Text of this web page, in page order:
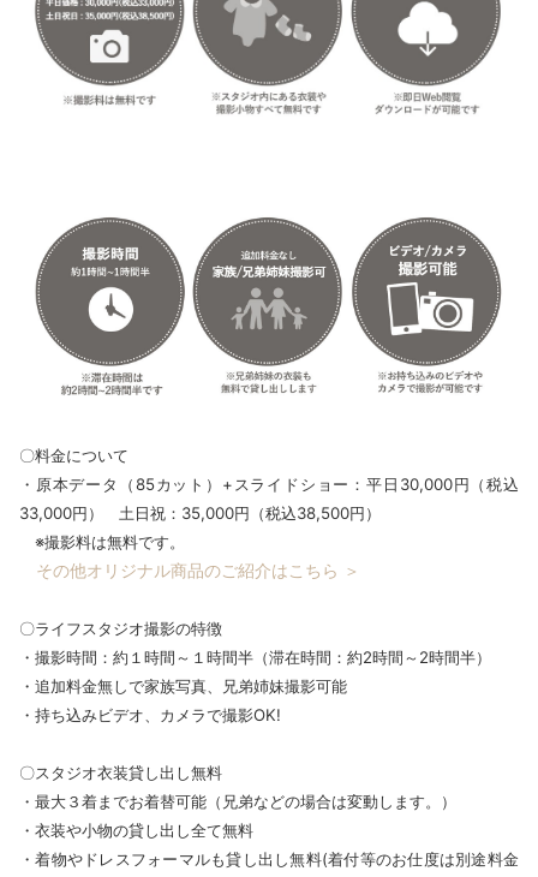
〇料金について
・原本データ（85カット）+スライドショー：平日30,000円（税込
33,000円） 土日祝：35,000円（税込38,500円）
※撮影料は無料です。
その他オリジナル商品のご紹介はこちら ＞
〇ライフスタジオ撮影の特徴
・撮影時間：約１時間～１時間半（滞在時間：約2時間～2時間半）
・追加料金無しで家族写真、兄弟姉妹撮影可能
・持ち込みビデオ、カメラで撮影OK!
〇スタジオ衣装貸し出し無料
・最大３着までお着替可能（兄弟などの場合は変動します。）
・衣装や小物の貸し出し全て無料
・着物やドレスフォーマルも貸し出し無料(着付等のお仕度は別途料金